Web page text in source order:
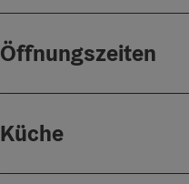
Öffnungszeiten
Küche